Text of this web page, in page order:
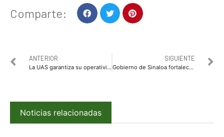
Comparte:
ANTERIOR
La UAS garantiza su operatividad con proceso de reingeniería en 2026
SIGUIENTE
Gobierno de Sinaloa fortalece la permanencia escolar con más de 30 mil desayunos para juventudes*
Noticias relacionadas